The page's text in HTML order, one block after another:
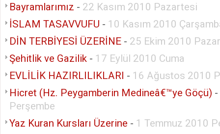
Bayramlarımız - 22 Kasım 2010 Pazartesi
İSLAM TASAVVUFU - 10 Kasım 2010
DİN TERBİYESİ ÜZERİNE - 25 Ekim 2010
Şehitlik ve Gazilik - 17 Eylül 2010 Cuma
EVLİLİK HAZIRLILIKLARI - 16 Ağustos 2010
Hicret (Hz. Peygamberin Medineâ€™ye Göçü) -
Perşembe
Yaz Kuran Kursları Üzerine - 1 Temmuz 2010